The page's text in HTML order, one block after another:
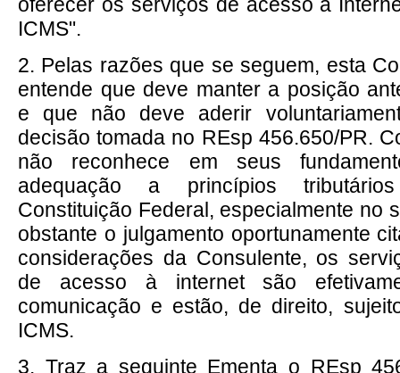
ICMS".
2. Pelas razões que se seguem, esta
entende que deve manter a posição
e que não deve aderir
decisão tomada no REsp 456.650/PR.
não reconhece em seus
adequação a princípios
Constituição Federal, especialmente no
obstante o julgamento oportunamente
considerações da Consulente, os
de acesso à internet são
comunicação e estão, de direito,
ICMS.
3. Traz a seguinte Ementa o REsp